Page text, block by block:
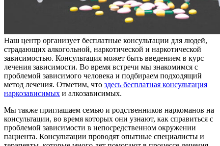
Наш центр организует бесплатные консультации для людей,
страдающих алкогольной, наркотической и наркотической
зависимостью. Консультация может быть введением в курс
лечения зависимости. Во время встречи мы знакомимся с
проблемой зависимого человека и подбираем подходящий
метод лечения. Отметим, что здесь бесплатная консультация
наркозависимых и алкозависимых.
Мы также приглашаем семью и родственников наркоманов на
консультации, во время которых они узнают, как справиться с
проблемой зависимости в непосредственном окружении
пациента. Консультации проводят опытные специалисты и